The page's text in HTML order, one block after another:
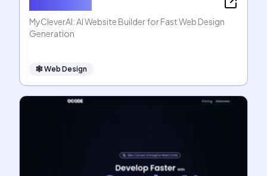
MyCleverAI: AI Website Builder for Fast Web Design
Generation
🕸Web Design